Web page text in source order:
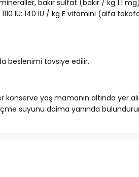
bakır sülfat (bakır / kg 1.1
IU: 140 IU / kg E vitamini (alfa
beslenimi tavsiye edilir.
yaş mamanın altında yer
suyunu daima yanında